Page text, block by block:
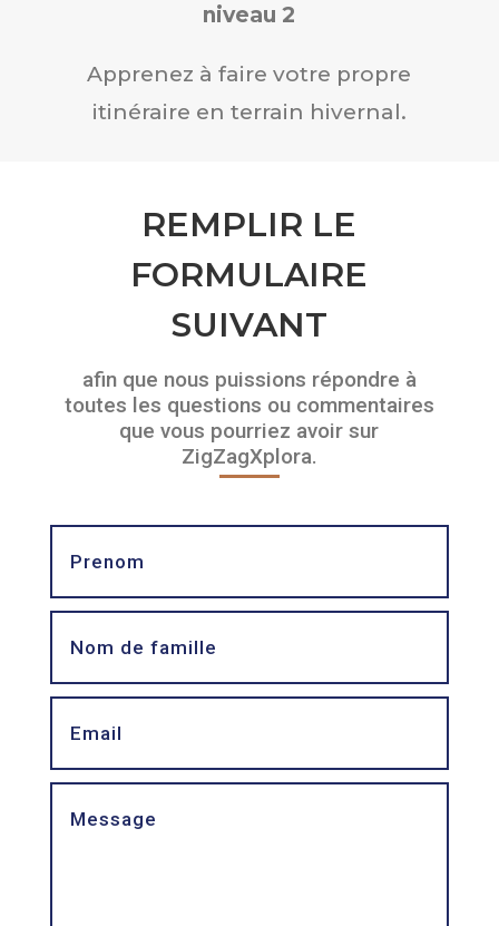
niveau 2
Apprenez à faire votre propre
itinéraire en terrain hivernal.
REMPLIR LE
FORMULAIRE
SUIVANT
afin que nous puissions répondre à
toutes les questions ou commentaires
que vous pourriez avoir sur
ZigZagXplora.